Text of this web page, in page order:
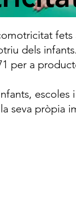
dels
per a
seva pròpia